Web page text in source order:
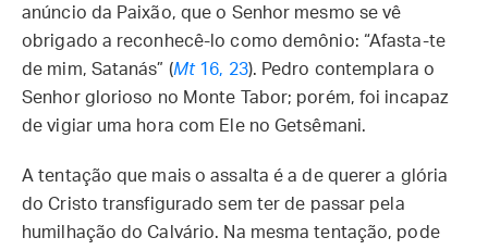
anúncio da Paixão, que o Senhor mesmo se vê
obrigado a reconhecê-lo como demônio: “Afasta-te
de mim, Satanás” (Mt16, 23). Pedro contemplara o
Senhor glorioso no Monte Tabor; porém, foi incapaz
de vigiar uma hora com Ele no Getsêmani.
A tentação que mais o assalta é a de querer a glória
do Cristo transfigurado sem ter de passar pela
humilhação do Calvário. Na mesma tentação, pode